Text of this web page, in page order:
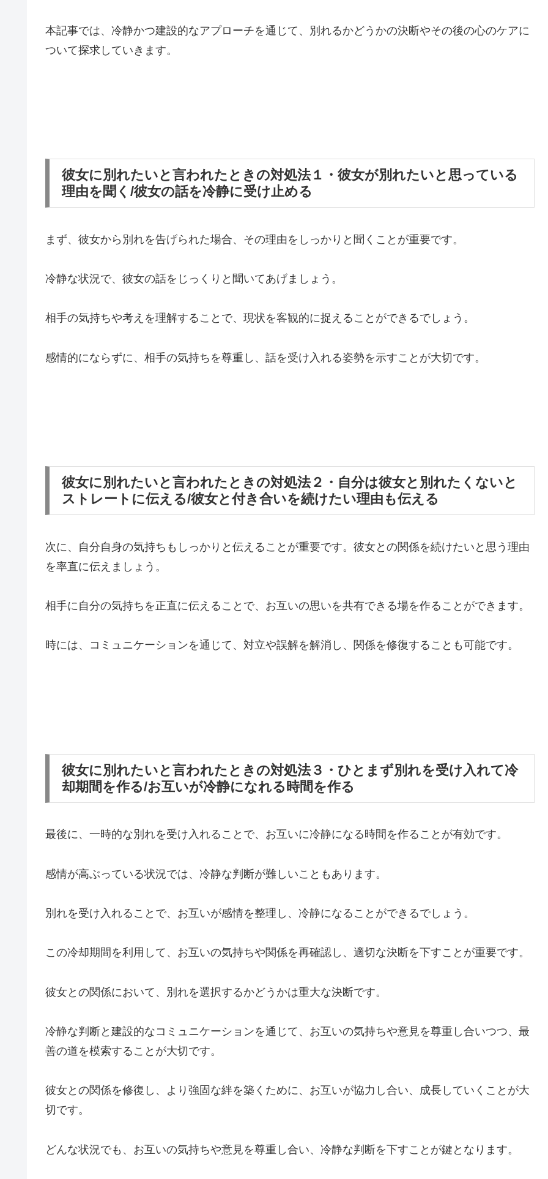
本記事では、冷静かつ建設的なアプローチを通じて、別れるかどうかの決断やその後の心のケアに
ついて探求していきます。
彼女に別れたいと言われたときの対処法１・彼女が別れたいと思っている
理由を聞く/彼女の話を冷静に受け止める
まず、彼女から別れを告げられた場合、その理由をしっかりと聞くことが重要です。
冷静な状況で、彼女の話をじっくりと聞いてあげましょう。
相手の気持ちや考えを理解することで、現状を客観的に捉えることができるでしょう。
感情的にならずに、相手の気持ちを尊重し、話を受け入れる姿勢を示すことが大切です。
彼女に別れたいと言われたときの対処法２・自分は彼女と別れたくないと
ストレートに伝える/彼女と付き合いを続けたい理由も伝える
次に、自分自身の気持ちもしっかりと伝えることが重要です。彼女との関係を続けたいと思う理由
を率直に伝えましょう。
相手に自分の気持ちを正直に伝えることで、お互いの思いを共有できる場を作ることができます。
時には、コミュニケーションを通じて、対立や誤解を解消し、関係を修復することも可能です。
彼女に別れたいと言われたときの対処法３・ひとまず別れを受け入れて冷
却期間を作る/お互いが冷静になれる時間を作る
最後に、一時的な別れを受け入れることで、お互いに冷静になる時間を作ることが有効です。
感情が高ぶっている状況では、冷静な判断が難しいこともあります。
別れを受け入れることで、お互いが感情を整理し、冷静になることができるでしょう。
この冷却期間を利用して、お互いの気持ちや関係を再確認し、適切な決断を下すことが重要です。
彼女との関係において、別れを選択するかどうかは重大な決断です。
冷静な判断と建設的なコミュニケーションを通じて、お互いの気持ちや意見を尊重し合いつつ、最
善の道を模索することが大切です。
彼女との関係を修復し、より強固な絆を築くために、お互いが協力し合い、成長していくことが大
切です。
どんな状況でも、お互いの気持ちや意見を尊重し合い、冷静な判断を下すことが鍵となります。